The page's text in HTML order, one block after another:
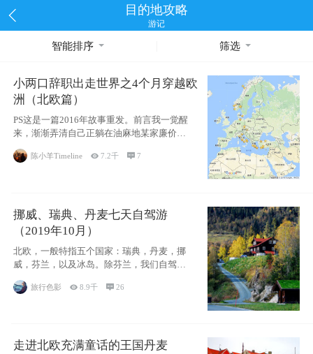
目的地攻略
游记
智能排序 筛选
小两口辞职出走世界之4个月穿越欧
洲（北欧篇）
PS这是一篇2016年故事重发。前言我一觉醒
来，渐渐弄清自己正躺在油麻地某家廉价宾
馆
陈小羊Timeline 7.2千 7
挪威、瑞典、丹麦七天自驾游
（2019年10月）
北欧，一般特指五个国家：瑞典，丹麦，挪
威，芬兰，以及冰岛。除芬兰，我们自驾游
旅行色影 8.9千 26
走进北欧充满童话的王国丹麦